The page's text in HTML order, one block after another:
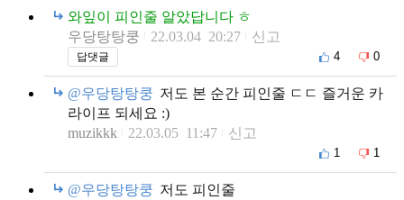
와잎이 피인줄 알았답니다 ㅎ
우당탕탕쿵
22.03.04 20:27 신고
답댓글 4 0
@우당탕탕쿵 저도 본 순간 피인줄 ㄷㄷ 즐거운 카
라이프 되세요 :)
muzikkk
22.03.05 11:47 신고
1 1
@우당탕탕쿵 저도 피인줄